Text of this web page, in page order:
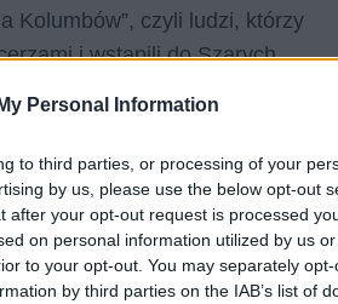
Personal Information
to third parties, or processing of your
by us, please use the below opt-out
after your opt-out request is processed
on personal information utilized by us
to your opt-out. You may separately
by third parties on the IAB’s list of
Kolumbów”, czyli ludzi, którzy
i wstąpili do Szarych
niemieckiej administracji na
bezpieczeństwo i życie nie
– przeszkodzić
zadania, przede
Wszyscy za swoją